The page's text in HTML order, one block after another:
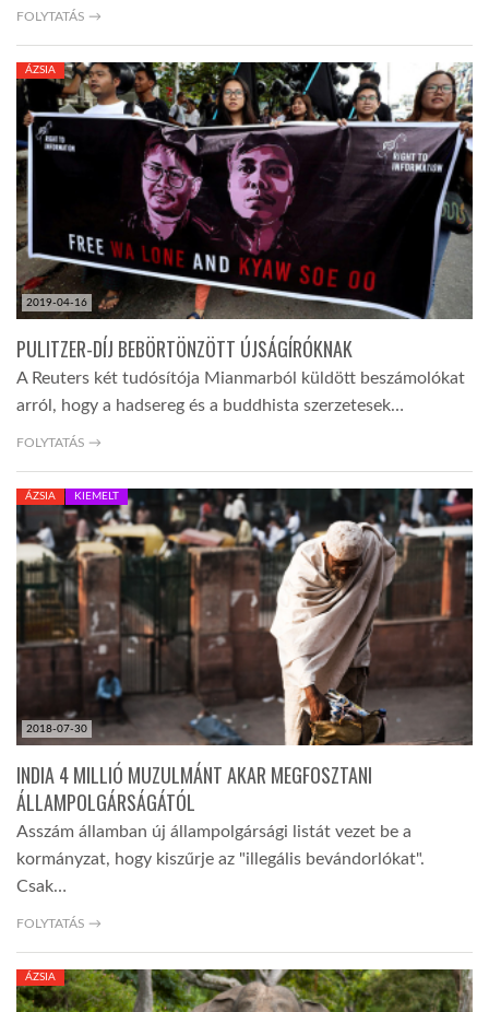
DOBRAVERO.HU
LATIMO.HU
FOLYTATÁS →
2019-04-16
ÁZSIA
PULITZER-DÍJ BEBÖRTÖNZÖTT ÚJSÁGÍRÓKNAK
A Reuters két tudósítója Mianmarból küldött beszámolókat
arról, hogy a hadsereg és a buddhista szerzetesek…
FOLYTATÁS →
2018-07-30
ÁZSIA KIEMELT
INDIA 4 MILLIÓ MUZULMÁNT AKAR MEGFOSZTANI
ÁLLAMPOLGÁRSÁGÁTÓL
Asszám államban új állampolgársági listát vezet be a
kormányzat, hogy kiszűrje az "illegális bevándorlókat".
Csak…
FOLYTATÁS →
ÁZSIA